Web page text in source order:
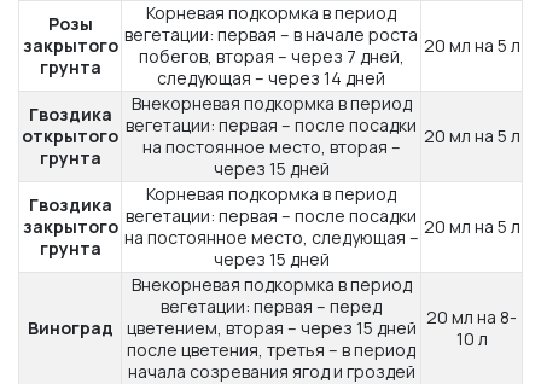
Розы
закрытого
грунта
Корневая подкормка в период
вегетации: первая – в начале роста
побегов, вторая – через 7 дней,
следующая – через 14 дней
20 мл на 5 л
Гвоздика
открытого
грунта
Внекорневая подкормка в период
вегетации: первая – после посадки
на постоянное место, вторая –
через 15 дней
20 мл на 5 л
Гвоздика
закрытого
грунта
Корневая подкормка в период
вегетации: первая – после посадки
на постоянное место, следующая –
через 15 дней
20 мл на 5 л
Виноград
Внекорневая подкормка в период
вегетации: первая – перед
цветением, вторая – через 15 дней
после цветения, третья – в период
начала созревания ягод и гроздей
20 мл на 8-
10 л